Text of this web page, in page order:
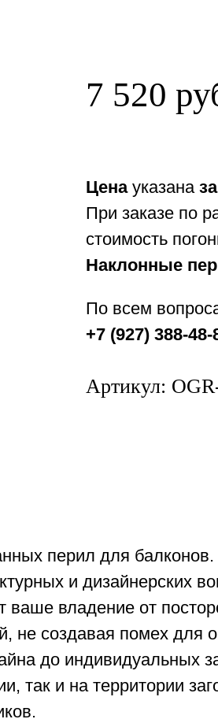
7 520
Ценауказана
При заказе по
стоимость
Наклонные
По всем
+7 (927) 388-48-
Артикул:
перил для балконов.
и дизайнерских
владение от
не создавая помех для
до
так и на территории